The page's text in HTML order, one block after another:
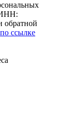
обратной
по ссылке